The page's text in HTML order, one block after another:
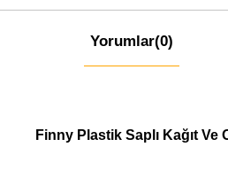
Yorumlar(0)
Finny Plastik Saplı Kağıt Ve